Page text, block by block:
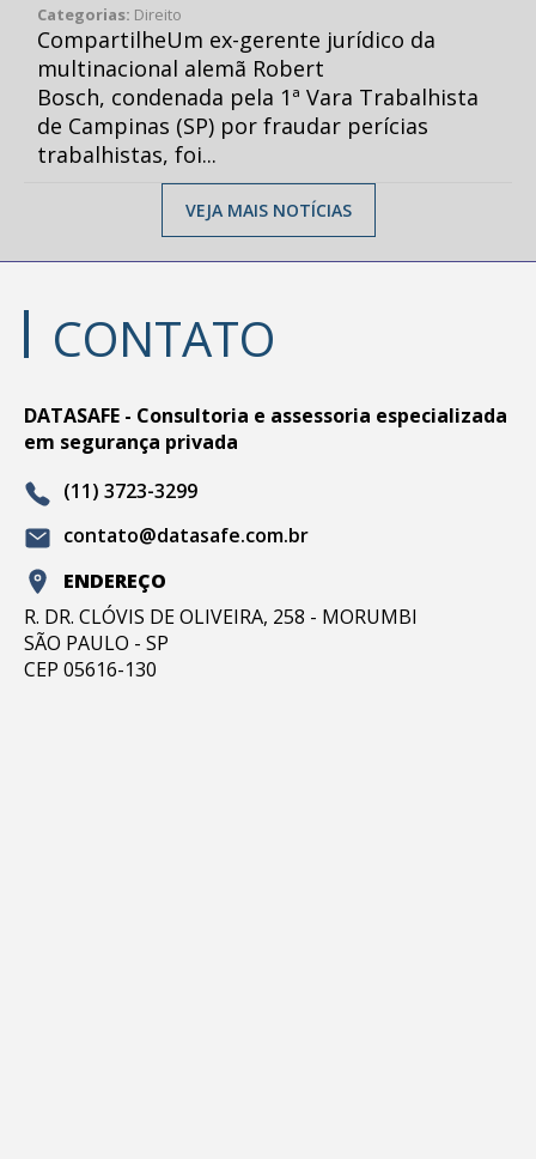
Categorias: Direito
CompartilheUm ex-gerente jurídico da
multinacional alemã Robert
Bosch, condenada pela 1ª Vara Trabalhista
de Campinas (SP) por fraudar perícias
trabalhistas, foi...
VEJA MAIS NOTÍCIAS
CONTATO
DATASAFE - Consultoria e assessoria especializada
em segurança privada
(11) 3723-3299
contato@datasafe.com.br
ENDEREÇO
R. DR. CLÓVIS DE OLIVEIRA, 258 - MORUMBI
SÃO PAULO - SP
CEP 05616-130